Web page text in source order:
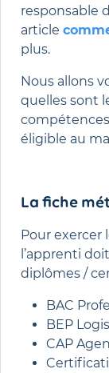
responsable
article
plus.
Nous allons
quelles sont
éligible au
La fiche
Pour exercer
l’apprenti
diplômes /
BAC
BEP
CAP